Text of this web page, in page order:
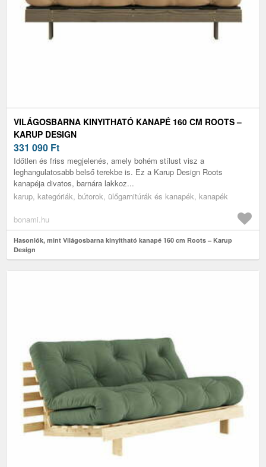
VILÁGOSBARNA KINYITHATÓ KANAPÉ 160 CM ROOTS –
KARUP DESIGN
331 090 Ft
Időtlen és friss megjelenés, amely bohém stílust visz a
leghangulatosabb belső terekbe is. Ez a Karup Design Roots
kanapéja divatos, barnára lakkoz...
karup, kategóriák, bútorok, ülőgarnitúrák és kanapék, kanapék
bonami.hu
Hasonlók, mint Világosbarna kinyitható kanapé 160 cm Roots – Karup
Design